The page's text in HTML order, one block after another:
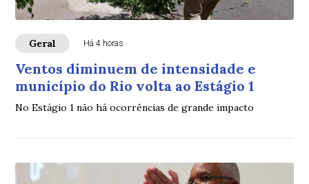
Geral Há 4 horas
Ventos diminuem de intensidade e
município do Rio volta ao Estágio 1
No Estágio 1 não há ocorrências de grande impacto